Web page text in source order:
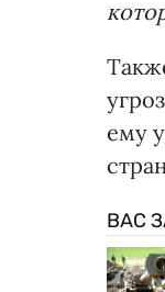
ему
ВАС